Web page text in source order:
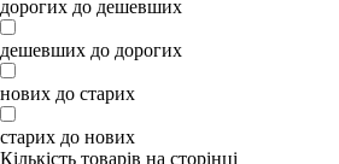
дорогих до дешевших
дешевших до дорогих
нових до старих
старих до нових
Кількість товарів на сторінці